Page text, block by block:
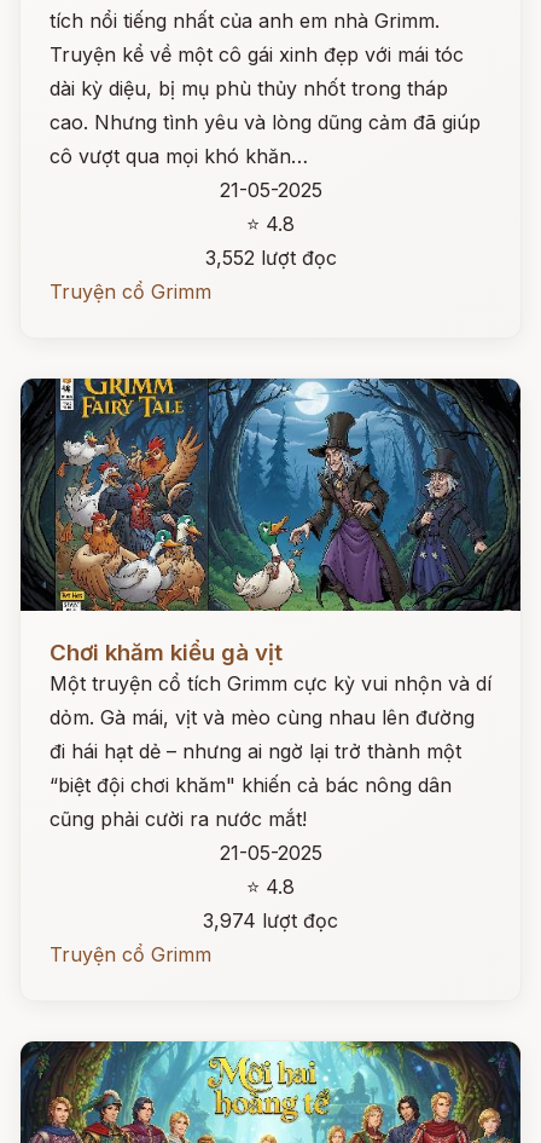
tích nổi tiếng nhất của anh em nhà Grimm.
Truyện kể về một cô gái xinh đẹp với mái tóc
dài kỳ diệu, bị mụ phù thủy nhốt trong tháp
cao. Nhưng tình yêu và lòng dũng cảm đã giúp
cô vượt qua mọi khó khăn…
21-05-2025
⭐ 4.8
3,552 lượt đọc
Truyện cổ Grimm
Chơi khăm kiểu gà vịt
Một truyện cổ tích Grimm cực kỳ vui nhộn và dí
dỏm. Gà mái, vịt và mèo cùng nhau lên đường
đi hái hạt dẻ – nhưng ai ngờ lại trở thành một
“biệt đội chơi khăm" khiến cả bác nông dân
cũng phải cười ra nước mắt!
21-05-2025
⭐ 4.8
3,974 lượt đọc
Truyện cổ Grimm